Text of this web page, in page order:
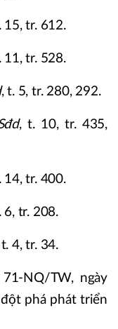
15, tr. 612.
11, tr. 528.
, t. 5, tr. 280, 292.
, t. 10, tr. 435,
14, tr. 400.
6, tr. 208.
4, tr. 34.
NQ/TW, ngày
phá phát triển